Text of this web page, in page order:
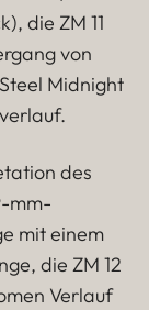
die ZM 11
von
Midnight
des
mm-
mit einem
die ZM 12
Verlauf